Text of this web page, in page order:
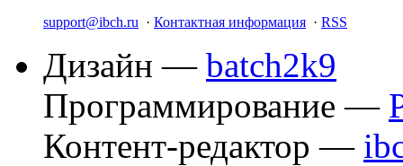
support@ibch.ru · Контактная информация · RSS
Дизайн — batch2k9
Программирование —
Контент-редактор —